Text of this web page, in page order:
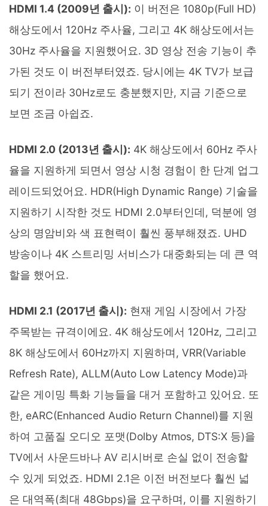
HDMI 1.4 (2009년 출시): 이 버전은 1080p(Full HD)
해상도에서 120Hz 주사율, 그리고 4K 해상도에서는
30Hz 주사율을 지원했어요. 3D 영상 전송 기능이 추
가된 것도 이 버전부터였죠. 당시에는 4K TV가 보급
되기 전이라 30Hz로도 충분했지만, 지금 기준으로
보면 조금 아쉽죠.
HDMI 2.0 (2013년 출시): 4K 해상도에서 60Hz 주사
율을 지원하게 되면서 영상 시청 경험이 한 단계 업그
레이드되었어요. HDR(High Dynamic Range) 기술을
지원하기 시작한 것도 HDMI 2.0부터인데, 덕분에 영
상의 명암비와 색 표현력이 훨씬 풍부해졌죠. UHD
방송이나 4K 스트리밍 서비스가 대중화되는 데 큰 역
할을 했어요.
HDMI 2.1 (2017년 출시): 현재 게임 시장에서 가장
주목받는 규격이에요. 4K 해상도에서 120Hz, 그리고
8K 해상도에서 60Hz까지 지원하며, VRR(Variable
Refresh Rate), ALLM(Auto Low Latency Mode)과
같은 게이밍 특화 기능들을 대거 포함하고 있어요. 또
한, eARC(Enhanced Audio Return Channel)를 지원
하여 고품질 오디오 포맷(Dolby Atmos, DTS:X 등)을
TV에서 사운드바나 AV 리시버로 손실 없이 전송할
수 있게 되었죠. HDMI 2.1은 이전 버전보다 훨씬 넓
은 대역폭(최대 48Gbps)을 요구하며, 이를 지원하기